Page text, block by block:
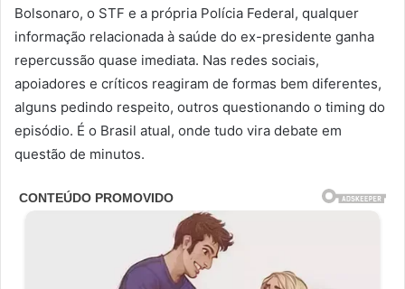
Bolsonaro, o STF e a própria Polícia Federal, qualquer
informação relacionada à saúde do ex-presidente ganha
repercussão quase imediata. Nas redes sociais,
apoiadores e críticos reagiram de formas bem diferentes,
alguns pedindo respeito, outros questionando o timing do
episódio. É o Brasil atual, onde tudo vira debate em
questão de minutos.